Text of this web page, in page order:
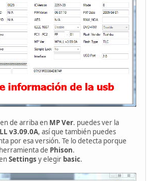
de arriba en MP Ver. puedes ver la
v3.09.0A, así que también puedes
por esa versión. Te lo detecta porque
de Phison.
Settings y elegir basic.